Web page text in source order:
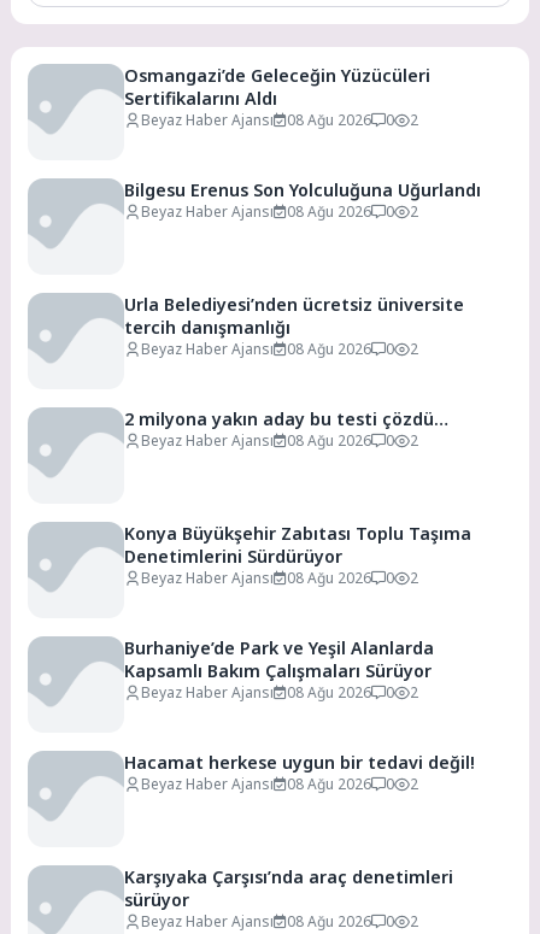
Osmangazi’de Geleceğin Yüzücüleri
Sertifikalarını Aldı
Beyaz Haber Ajansı 08 Ağu 2026 0 2
Bilgesu Erenus Son Yolculuğuna Uğurlandı
Beyaz Haber Ajansı 08 Ağu 2026 0 2
Urla Belediyesi’nden ücretsiz üniversite
tercih danışmanlığı
Beyaz Haber Ajansı 08 Ağu 2026 0 2
2 milyona yakın aday bu testi çözdü…
Beyaz Haber Ajansı 08 Ağu 2026 0 2
Konya Büyükşehir Zabıtası Toplu Taşıma
Denetimlerini Sürdürüyor
Beyaz Haber Ajansı 08 Ağu 2026 0 2
Burhaniye’de Park ve Yeşil Alanlarda
Kapsamlı Bakım Çalışmaları Sürüyor
Beyaz Haber Ajansı 08 Ağu 2026 0 2
Hacamat herkese uygun bir tedavi değil!
Beyaz Haber Ajansı 08 Ağu 2026 0 2
Karşıyaka Çarşısı’nda araç denetimleri
sürüyor
Beyaz Haber Ajansı 08 Ağu 2026 0 2